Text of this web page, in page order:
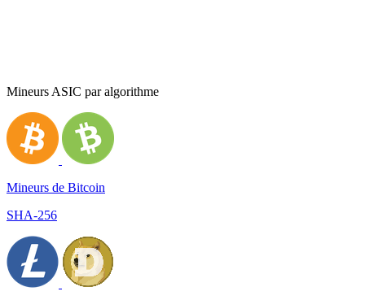
Mineurs ASIC par algorithme
Mineurs de Bitcoin
SHA-256